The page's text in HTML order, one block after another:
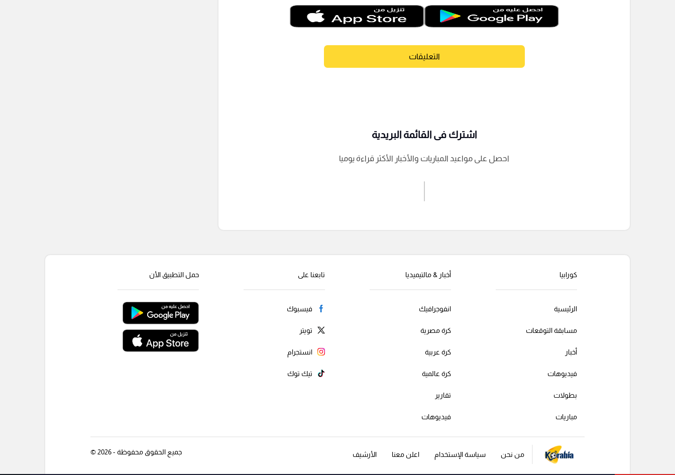
التعليقات
إرسال تعليق
اشترك فى القائمة البريدية
احصل على مواعيد المباريات والأخبار الأكثر قراءة يوميا
كورابيا
الرئيسية
مسابقة التوقعات
أخبار
فيديوهات
بطولات
مباريات
أخبار & مالتيميديا
انفوجرافيك
كرة مصرية
كرة عربية
كرة عالمية
تقارير
فيديوهات
تابعنا على
فيسبوك
تويتر
انستجرام
تيك توك
حمل التطبيق الأن
من نحن سياسة الإستخدام اعلن معنا الأرشيف جميع الحقوق محفوظة - 2026 ©